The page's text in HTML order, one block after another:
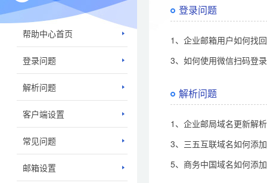
帮助中心首页
登录问题
解析问题
客户端设置
常见问题
邮箱设置
登录问题
1、企业邮箱用户如何找
3、如何使用微信扫码登
解析问题
1、企业邮局域名更新解
3、三五互联域名如何添
5、商务中国域名如何添